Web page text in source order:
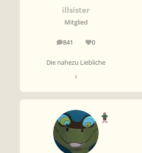
illsister
Mitglied
841
Beiträge 0
Reputation
Die nahezu Liebliche
♀